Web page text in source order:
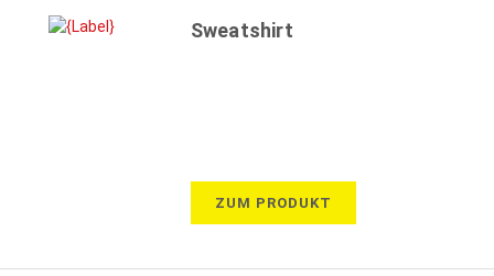
Sweatshirt
ZUM PRODUKT